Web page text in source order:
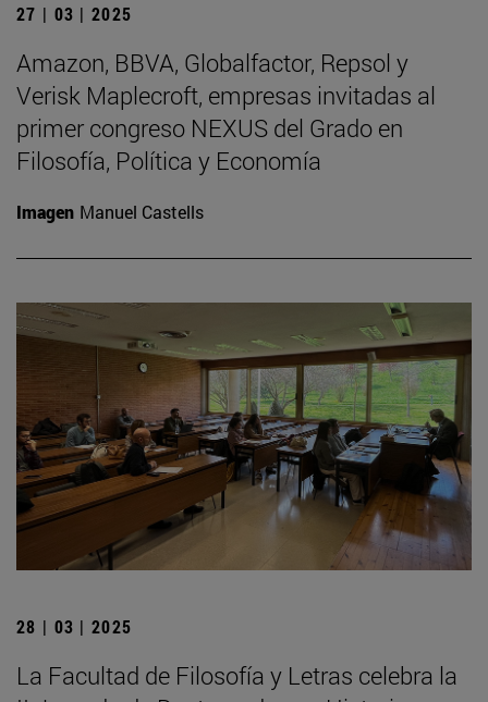
27 | 03 | 2025
Amazon, BBVA, Globalfactor, Repsol y
Verisk Maplecroft, empresas invitadas al
primer congreso NEXUS del Grado en
Filosofía, Política y Economía
Imagen Manuel Castells
28 | 03 | 2025
La Facultad de Filosofía y Letras celebra la